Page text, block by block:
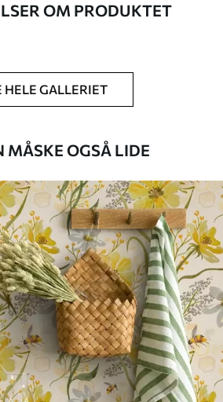
en bredde på op til 50 cm.
tapetklæber.
svamp. Tapeter med lakfinish kan
med vand.
anvendelse
OM PRODUKTET
HELE GALLERIET
MÅSKE OGSÅ LIDE